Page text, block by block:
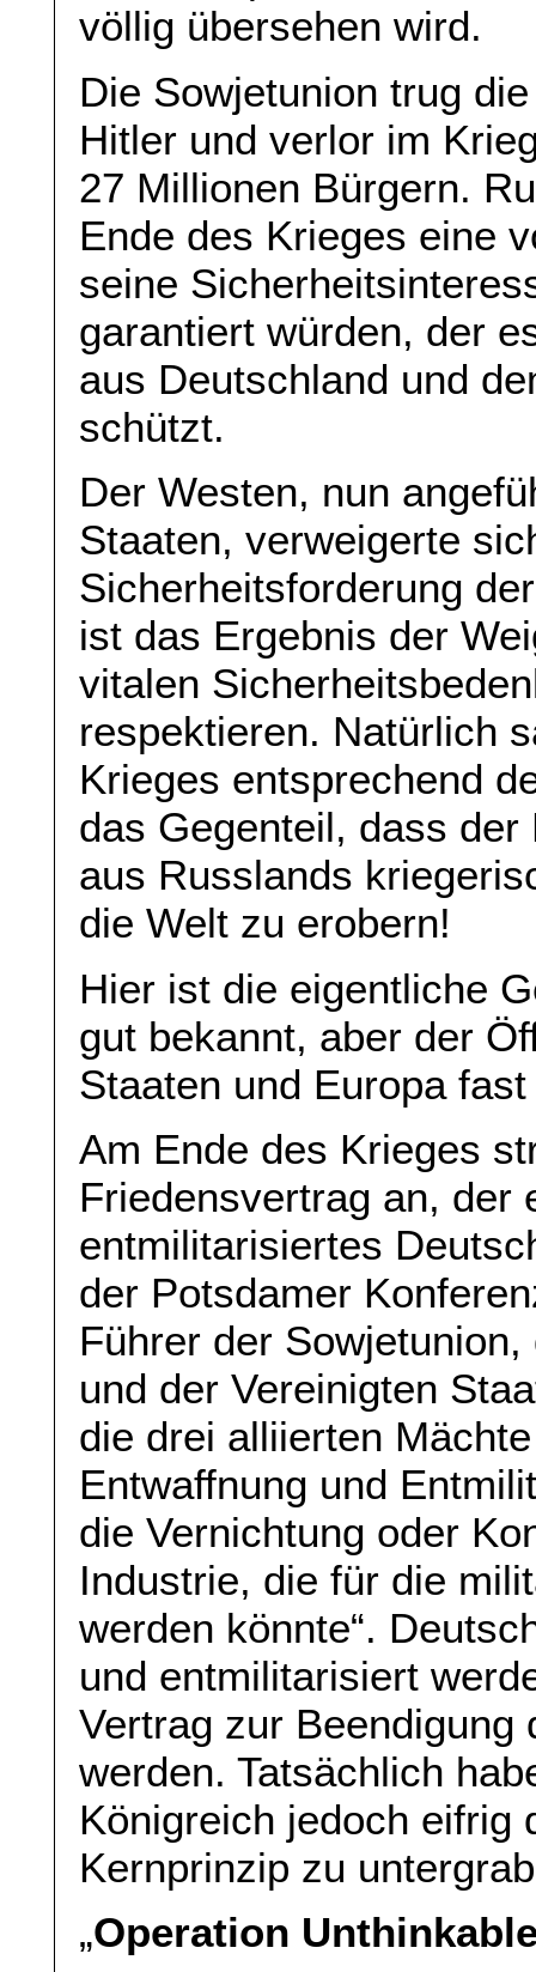
völlig übersehen wird.
Die Sowjetunion trug
Hitler und verlor im
27 Millionen Bürgern.
Ende des Krieges eine
seine
garantiert würden, der
aus Deutschland und
schützt.
Der Westen, nun
Staaten, verweigerte
Sicherheitsforderung
ist das Ergebnis der
vitalen
respektieren. Natürlich
Krieges entsprechend
das Gegenteil, dass
aus Russlands
die Welt zu erobern!
Hier ist die eigentliche
gut bekannt, aber der
Staaten und Europa
Am Ende des Krieges
Friedensvertrag an, der
entmilitarisiertes
der Potsdamer
Führer der
und der Vereinigten
die drei alliierten
Entwaffnung und
die Vernichtung oder
Industrie, die für die
werden könnte“.
und entmilitarisiert
Vertrag zur
werden. Tatsächlich
Königreich jedoch eifrig
Kernprinzip zu
„Operation